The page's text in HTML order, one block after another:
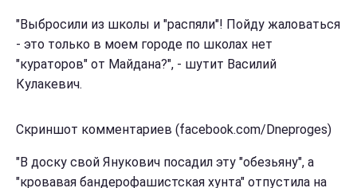
"Выбросили из школы и "распяли"! Пойду жаловаться
- это только в моем городе по школах нет
"кураторов" от Майдана?", - шутит Василий
Кулакевич.
Скриншот комментариев (facebook.com/Dneproges)
"В доску свой Янукович посадил эту "обезьяну", а
"кровавая бандерофашистская хунта" отпустила на